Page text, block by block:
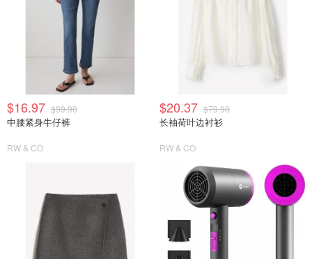
$16.97 $99.90
中腰紧身牛仔裤
RW & CO
$20.37 $79.90
长袖荷叶边衬衫
RW & CO